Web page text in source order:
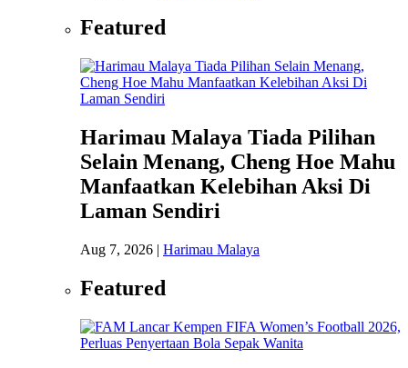
Featured
Harimau Malaya Tiada Pilihan
Selain Menang, Cheng Hoe Mahu
Manfaatkan Kelebihan Aksi Di
Laman Sendiri
Aug 7, 2026 | Harimau Malaya
Featured